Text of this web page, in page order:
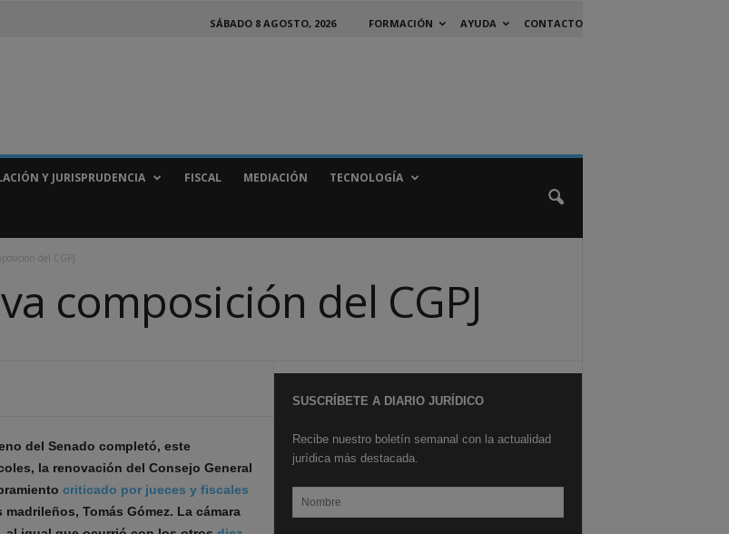
SÁBADO 8 AGOSTO, 2026 FORMACIÓN AYUDA CONTACTO
Y JURISPRUDENCIA FISCAL MEDIACIÓN TECNOLOGÍA
del CGPJ
composición del CGPJ
del Senado completó, este
la renovación del Consejo General
criticado por jueces y fiscales
Tomás Gómez. La cámara
SUSCRÍBETE A DIARIO JURÍDICO
Recibe nuestro boletín semanal con la actualidad
jurídica más destacada.